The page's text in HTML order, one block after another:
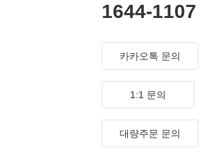
1644-1107
카카오톡 문의
1:1 문의
대량주문 문의